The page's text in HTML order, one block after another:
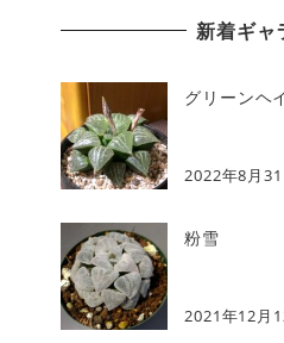
新着ギャ
グリーンヘ
2022年8月31
粉雪
2021年12月